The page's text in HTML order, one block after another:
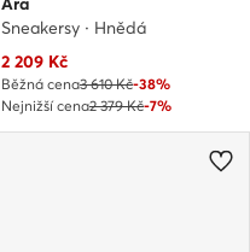
Sneakersy · Hnědá
Aktuální cena
2 209 Kč
Běžná cena3 610 Kč-38%
Nejnižší cena2 379 Kč-7%